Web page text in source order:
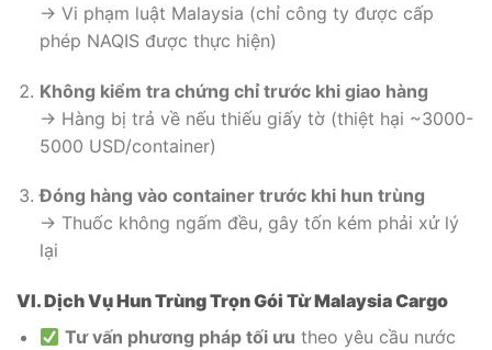
→ Vi phạm luật Malaysia (chỉ công ty được cấp
phép NAQIS được thực hiện)
Không kiểm tra chứng chỉ trước khi giao hàng
→ Hàng bị trả về nếu thiếu giấy tờ (thiệt hại ~3000-
5000 USD/container)
Đóng hàng vào container trước khi hun trùng
→ Thuốc không ngấm đều, gây tốn kém phải xử lý
lại
VI. Dịch Vụ Hun Trùng Trọn Gói Từ Malaysia Cargo
Tư vấn phương pháp tối ưu theo yêu cầu nước